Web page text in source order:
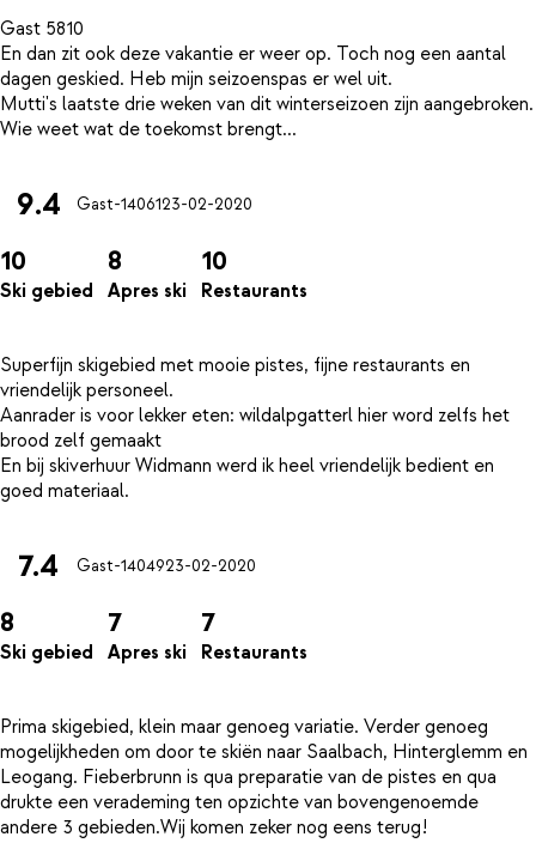
Gast 5810
En dan zit ook deze vakantie er weer op. Toch nog een aantal
dagen geskied. Heb mijn seizoenspas er wel uit.
Mutti's laatste drie weken van dit winterseizoen zijn aangebroken.
9.4 Gast-1406123-02-2020
10
Ski gebied
8
Apres ski
10
Restaurants
Superfijn skigebied met mooie pistes, fijne restaurants en
vriendelijk personeel.
Aanrader is voor lekker eten: wildalpgatterl hier word zelfs het
brood zelf gemaakt
En bij skiverhuur Widmann werd ik heel vriendelijk bedient en
7.4 Gast-1404923-02-2020
8
Ski gebied
7
Apres ski
7
Restaurants
Prima skigebied, klein maar genoeg variatie. Verder genoeg
mogelijkheden om door te skiën naar Saalbach, Hinterglemm en
Leogang. Fieberbrunn is qua preparatie van de pistes en qua
drukte een verademing ten opzichte van bovengenoemde